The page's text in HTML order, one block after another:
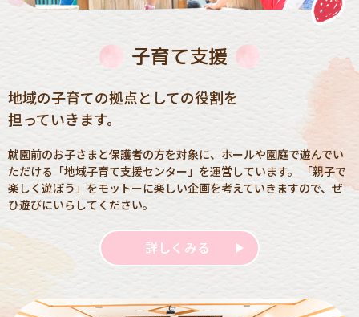
子育て支援
地域の子育ての拠点としての役割を
担っていきます。
就園前のお子さまと保護者の方を対象に、ホールや園庭で遊んでい
ただける「地域子育て支援センター」を運営しています。 「親子で
楽しく遊ぼう」をモットーに楽しい企画を考えていきますので、ぜ
ひ遊びにいらしてください。
詳しくみる